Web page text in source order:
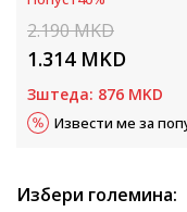
2.190MKD
1.314 MKD
Зштеда: 876 MKD
Извести ме за
Избери големина: